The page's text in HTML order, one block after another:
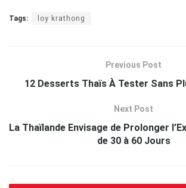
Tags: loy krathong
Previous Post
12 Desserts Thaïs À Tester Sans
Next Post
La Thaïlande Envisage de Prolonger
de 30 à 60 Jours